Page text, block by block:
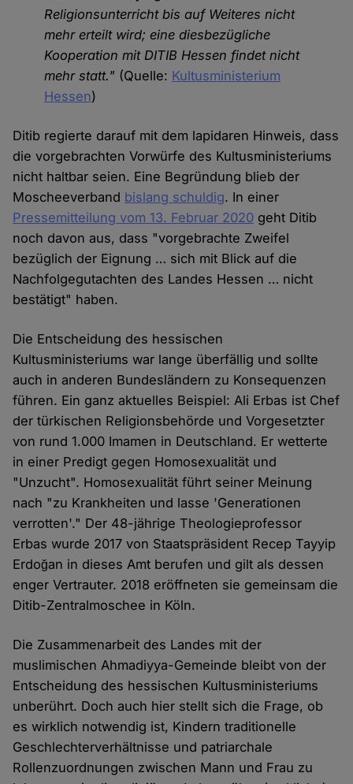
Religionsunterricht bis auf Weiteres nicht
mehr erteilt wird; eine diesbezügliche
Kooperation mit DITIB Hessen findet nicht
mehr statt." (Quelle: Kultusministerium
Hessen)
Ditib regierte darauf mit dem lapidaren Hinweis, dass
die vorgebrachten Vorwürfe des Kultusministeriums
nicht haltbar seien. Eine Begründung blieb der
Moscheeverband bislang schuldig. In einer
Pressemitteilung vom 13. Februar 2020 geht Ditib
noch davon aus, dass "vorgebrachte Zweifel
bezüglich der Eignung … sich mit Blick auf die
Nachfolgegutachten des Landes Hessen … nicht
bestätigt" haben.
Die Entscheidung des hessischen
Kultusministeriums war lange überfällig und sollte
auch in anderen Bundesländern zu Konsequenzen
führen. Ein ganz aktuelles Beispiel: Ali Erbas ist Chef
der türkischen Religionsbehörde und Vorgesetzter
von rund 1.000 Imamen in Deutschland. Er wetterte
in einer Predigt gegen Homosexualität und
"Unzucht". Homosexualität führt seiner Meinung
nach "zu Krankheiten und lasse 'Generationen
verrotten'." Der 48-jährige Theologieprofessor
Erbas wurde 2017 von Staatspräsident Recep Tayyip
Erdoğan in dieses Amt berufen und gilt als dessen
enger Vertrauter. 2018 eröffneten sie gemeinsam die
Ditib-Zentralmoschee in Köln.
Die Zusammenarbeit des Landes mit der
muslimischen Ahmadiyya-Gemeinde bleibt von der
Entscheidung des hessischen Kultusministeriums
unberührt. Doch auch hier stellt sich die Frage, ob
es wirklich notwendig ist, Kindern traditionelle
Geschlechterverhältnisse und patriarchale
Rollenzuordnungen zwischen Mann und Frau zu